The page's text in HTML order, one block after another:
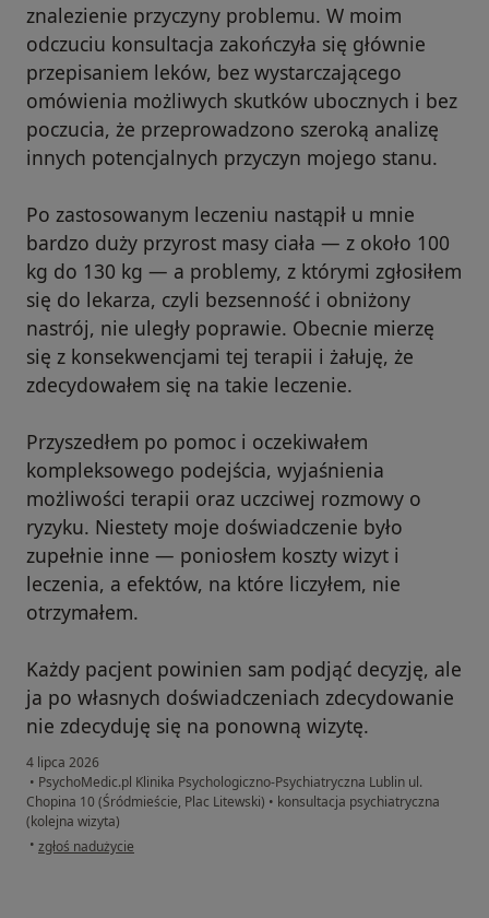
znalezienie przyczyny problemu. W moim
odczuciu konsultacja zakończyła się głównie
przepisaniem leków, bez wystarczającego
omówienia możliwych skutków ubocznych i bez
poczucia, że przeprowadzono szeroką analizę
innych potencjalnych przyczyn mojego stanu.
Po zastosowanym leczeniu nastąpił u mnie
bardzo duży przyrost masy ciała — z około 100
kg do 130 kg — a problemy, z którymi zgłosiłem
się do lekarza, czyli bezsenność i obniżony
nastrój, nie uległy poprawie. Obecnie mierzę
się z konsekwencjami tej terapii i żałuję, że
zdecydowałem się na takie leczenie.
Przyszedłem po pomoc i oczekiwałem
kompleksowego podejścia, wyjaśnienia
możliwości terapii oraz uczciwej rozmowy o
ryzyku. Niestety moje doświadczenie było
zupełnie inne — poniosłem koszty wizyt i
leczenia, a efektów, na które liczyłem, nie
otrzymałem.
Każdy pacjent powinien sam podjąć decyzję, ale
ja po własnych doświadczeniach zdecydowanie
nie zdecyduję się na ponowną wizytę.
4 lipca 2026
• PsychoMedic.pl Klinika Psychologiczno-Psychiatryczna Lublin ul.
Chopina 10 (Śródmieście, Plac Litewski) • konsultacja psychiatryczna
(kolejna wizyta)
• w opinii użytkownika D
zgłoś nadużycie